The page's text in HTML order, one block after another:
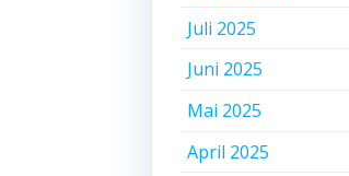
Juli 2025
Juni 2025
Mai 2025
April 2025